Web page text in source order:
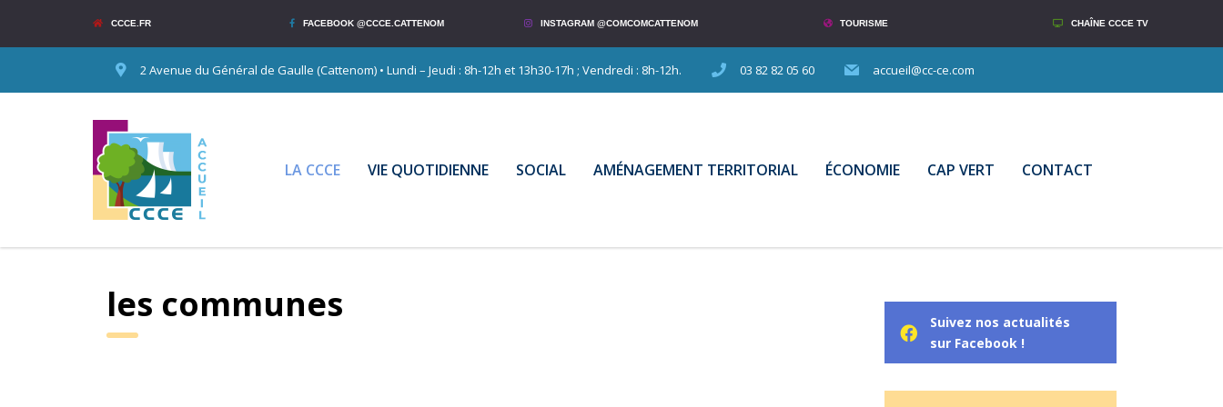
CCCE.FR FACEBOOK @CCCE.CATTENOM INSTAGRAM @COMCOMCATTENOM TOURISME CHAÎNE CCCE TV
2 Avenue du Général de Gaulle (Cattenom) • Lundi – Jeudi : 8h-12h et 13h30-17h ; Vendredi : 8h-12h. 03 82 82 05 60 accueil@cc-ce.com
LA CCCE VIE QUOTIDIENNE SOCIAL AMÉNAGEMENT TERRITORIAL ÉCONOMIE CAP VERT CONTACT
les communes
Suivez nos actualités
sur Facebook !